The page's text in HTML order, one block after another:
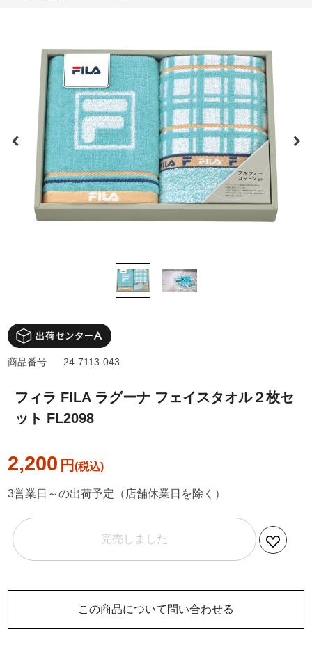
フィラ FILA ラグーナ フェイスタオル２枚セ
ット FL2098
2,200 円
商品番号 24-7113-043
3営業日～の出荷予定（店舗休業日を除く）
完売しました
この商品について問い合わせる